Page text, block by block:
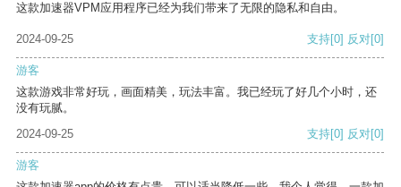
这款加速器VPM应用程序已经为我们带来了无限的隐私和自由。
2024-09-25 支持[0] 反对[0]
游客
这款游戏非常好玩，画面精美，玩法丰富。我已经玩了好几个小时，还
没有玩腻。
2024-09-25
支持[0] 反对[0]
游客